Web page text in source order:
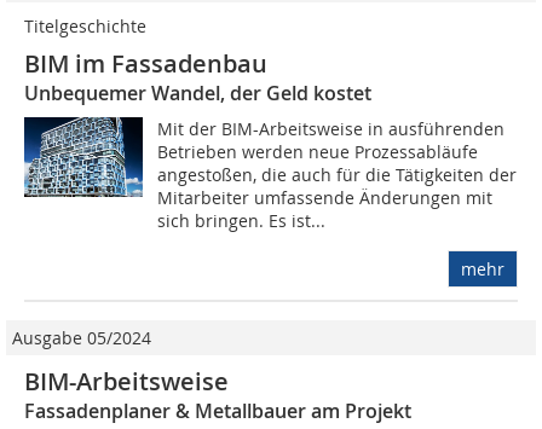
Titelgeschichte
BIM im Fassadenbau
Unbequemer Wandel, der Geld kostet
Mit der BIM-Arbeitsweise in ausführenden
Betrieben werden neue Prozessabläufe
angestoßen, die auch für die Tätigkeiten der
Mitarbeiter umfassende Änderungen mit
sich bringen. Es ist...
mehr
Ausgabe 05/2024
BIM-Arbeitsweise
Fassadenplaner & Metallbauer am Projekt